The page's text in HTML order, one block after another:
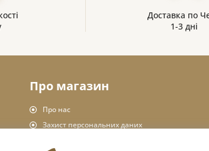
Доставка по
1-3 дні
Про магазин
Про нас
Захист персональних даних